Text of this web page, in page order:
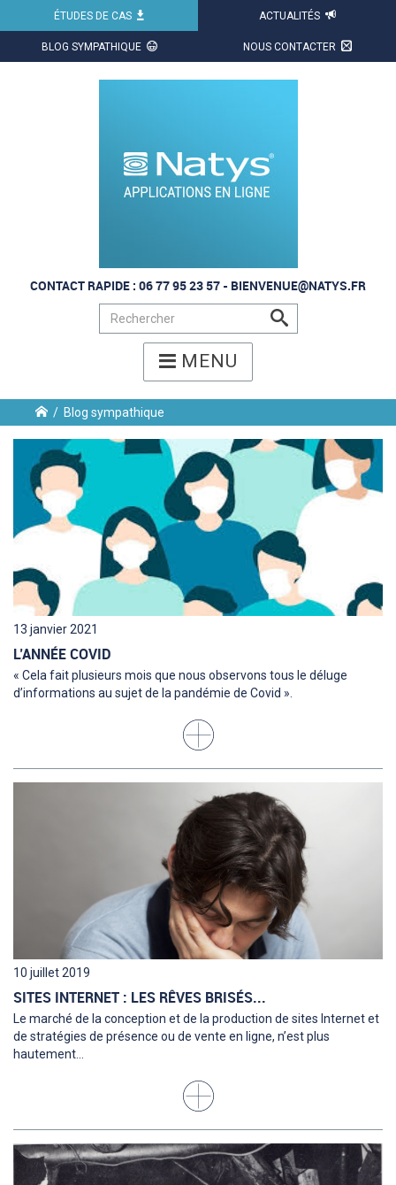
X
ÉTUDES DE CAS ACTUALITÉS
BLOG SYMPATHIQUE NOUS CONTACTER
CONTACT RAPIDE : 06 77 95 23 57 - BIENVENUE@NATYS.FR
MENU
/ Blog sympathique
13 janvier 2021
L’ANNÉE COVID
« Cela fait plusieurs mois que nous observons tous le déluge
d’informations au sujet de la pandémie de Covid ».
10 juillet 2019
SITES INTERNET : LES RÊVES BRISÉS...
Le marché de la conception et de la production de sites Internet et
de stratégies de présence ou de vente en ligne, n’est plus
hautement...